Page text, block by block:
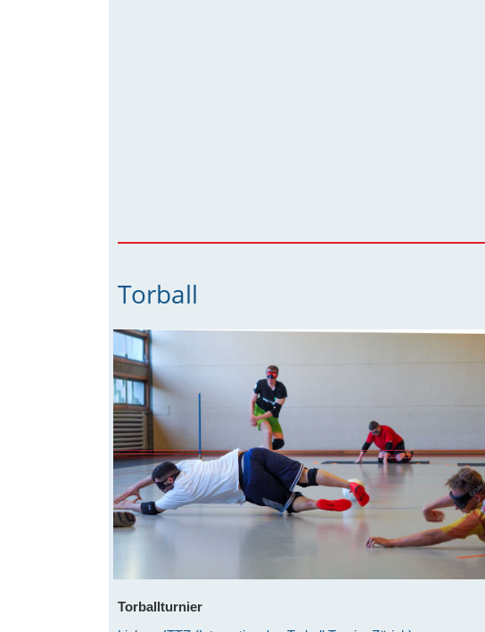
Torball
Torballturnier